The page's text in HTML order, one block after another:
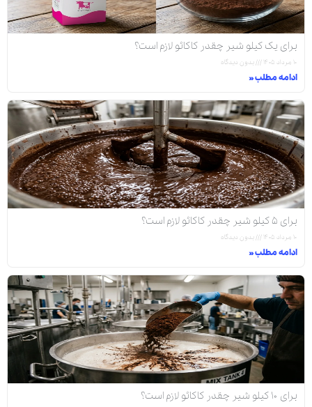
برای یک کیلو شیر چقدر کاکائو لازم است؟
۱۰ مرداد ۱۴۰۵ بدون دیدگاه
ادامه مطلب »
برای ۵ کیلو شیر چقدر کاکائو لازم است؟
۱۰ مرداد ۱۴۰۵ بدون دیدگاه
ادامه مطلب »
برای ۱۰ کیلو شیر چقدر کاکائو لازم است؟